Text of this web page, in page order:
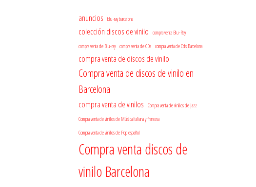
anuncios blu-ray barcelona
colección discos de vinilo
compra venta Blu-Ray
compra venta de Blu-ray
compra venta de CDs compra venta de Cds Barcelona
compra venta de discos de vinilo
Compra venta de discos de vinilo en
Barcelona
compra venta de vinilos
Compra venta de vinilos de Jazz
Compra venta de vinilos de Música italiana y francesa
Compra venta de vinilos de Pop español
Compra venta discos de
vinilo Barcelona